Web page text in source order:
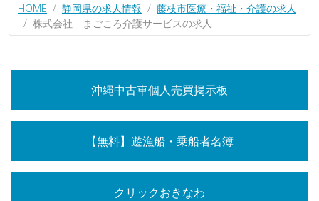
HOME 静岡県の求人情報
藤枝市医療・福祉・介護の求人
株式会社 まごころ介護サービスの求人
沖縄中古車個人売買掲示板
【無料】遊漁船・乗船者名簿
クリックおきなわ